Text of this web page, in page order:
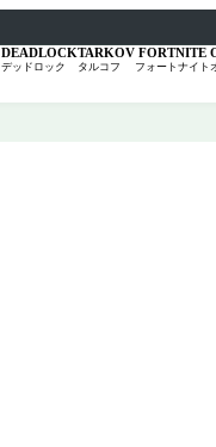
DEADLOCK
デッドロック
TARKOV
タルコフ
FORTNITE
フォートナイト